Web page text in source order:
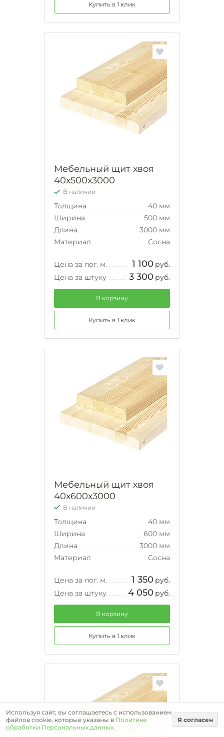
Купить в 1 клик
Мебельный щит хвоя
40х500х3000
В наличии
Толщина
40 мм
Ширина
500 мм
Длина
3000 мм
Материал
Сосна
Цена за пог. м. 1 100 руб.
Цена за штуку
3 300 руб.
В корзину
Купить в 1 клик
Мебельный щит хвоя
40х600х3000
В наличии
Толщина
40 мм
Ширина
600 мм
Длина
3000 мм
Материал
Сосна
Цена за пог. м. 1 350 руб.
Цена за штуку
4 050 руб.
В корзину
Купить в 1 клик
Используя сайт, вы соглашаетесь с использованием
файлов cookie, которые указаны в Политике
обработки Персональных данных.
Я согласен